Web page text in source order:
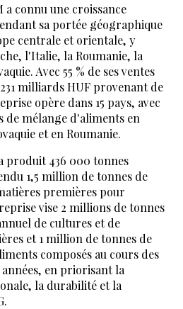
a connu une croissance
sa portée géographique
centrale et orientale, y
l'Italie, la Roumanie, la
Avec 55 % de ses ventes
milliards HUF provenant de
opère dans 15 pays, avec
de mélange d'aliments en
et en Roumanie.
produit 436 000 tonnes
1,5 million de tonnes de
premières pour
vise 2 millions de tonnes
de cultures et de
et 1 million de tonnes de
composés au cours des
en priorisant la
la durabilité et la